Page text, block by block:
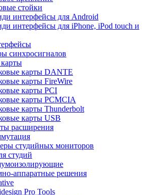
стойки
интерфейсы для Android
интерфейсы для iPhone, iPod touch и
синхросигналов
карты DANTE
карты FireWire
карты PCI
карты PCMCIA
карты Thunderbolt
карты USB
расширения
студийных мониторов
студий
аппаратные решения
Pro Tools